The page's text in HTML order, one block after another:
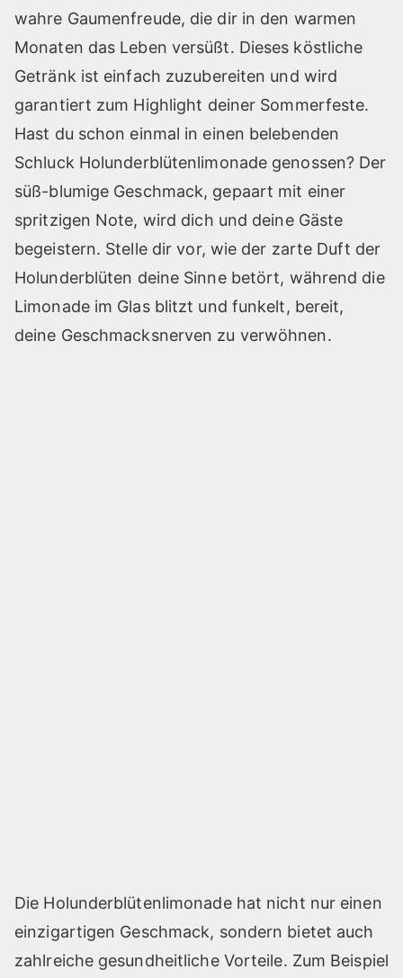
wahre Gaumenfreude, die dir in den warmen
Monaten das Leben versüßt. Dieses köstliche
Getränk ist einfach zuzubereiten und wird
garantiert zum Highlight deiner Sommerfeste.
Hast du schon einmal in einen belebenden
Schluck Holunderblütenlimonade genossen? Der
süß-blumige Geschmack, gepaart mit einer
spritzigen Note, wird dich und deine Gäste
begeistern. Stelle dir vor, wie der zarte Duft der
Holunderblüten deine Sinne betört, während die
Limonade im Glas blitzt und funkelt, bereit,
deine Geschmacksnerven zu verwöhnen.
Die Holunderblütenlimonade hat nicht nur einen
einzigartigen Geschmack, sondern bietet auch
zahlreiche gesundheitliche Vorteile. Zum Beispiel